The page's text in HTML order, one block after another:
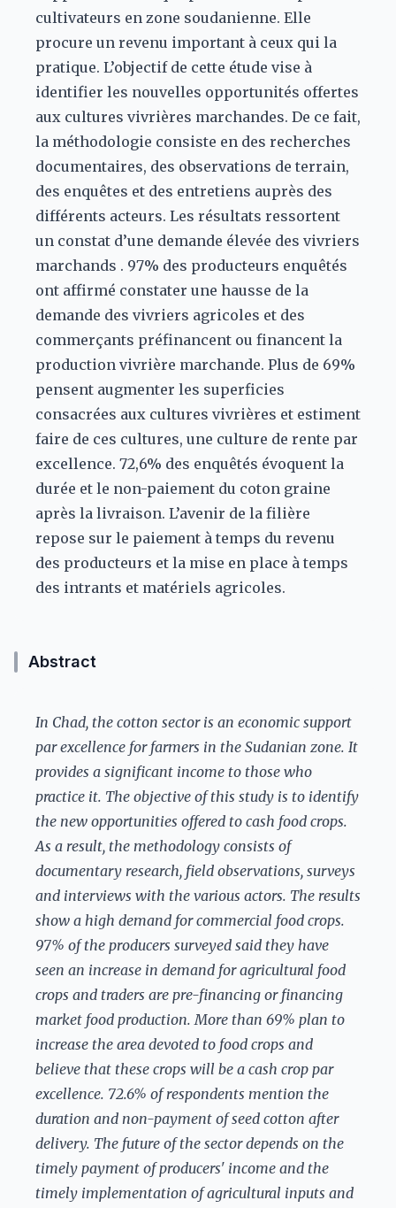
cultivateurs en zone soudanienne. Elle
procure un revenu important à ceux qui la
pratique. L’objectif de cette étude vise à
identifier les nouvelles opportunités offertes
aux cultures vivrières marchandes. De ce fait,
la méthodologie consiste en des recherches
documentaires, des observations de terrain,
des enquêtes et des entretiens auprès des
différents acteurs. Les résultats ressortent
un constat d’une demande élevée des vivriers
marchands . 97% des producteurs enquêtés
ont affirmé constater une hausse de la
demande des vivriers agricoles et des
commerçants préfinancent ou financent la
production vivrière marchande. Plus de 69%
pensent augmenter les superficies
consacrées aux cultures vivrières et estiment
faire de ces cultures, une culture de rente par
excellence. 72,6% des enquêtés évoquent la
durée et le non-paiement du coton graine
après la livraison. L’avenir de la filière
repose sur le paiement à temps du revenu
des producteurs et la mise en place à temps
des intrants et matériels agricoles.
Abstract
In Chad, the cotton sector is an economic support
par excellence for farmers in the Sudanian zone. It
provides a significant income to those who
practice it. The objective of this study is to identify
the new opportunities offered to cash food crops.
As a result, the methodology consists of
documentary research, field observations, surveys
and interviews with the various actors. The results
show a high demand for commercial food crops.
97% of the producers surveyed said they have
seen an increase in demand for agricultural food
crops and traders are pre-financing or financing
market food production. More than 69% plan to
increase the area devoted to food crops and
believe that these crops will be a cash crop par
excellence. 72.6% of respondents mention the
duration and non-payment of seed cotton after
delivery. The future of the sector depends on the
timely payment of producers' income and the
timely implementation of agricultural inputs and